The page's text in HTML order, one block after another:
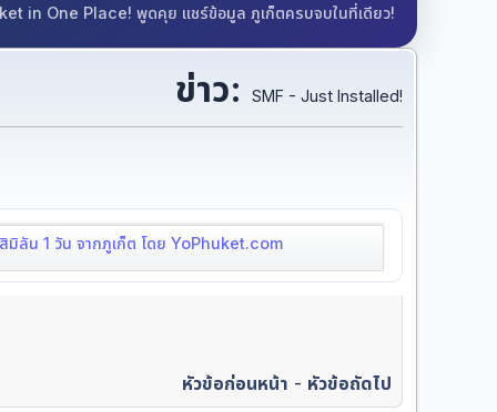
in One Place! พูดคุย แชร์ข้อมูล ภูเก็ตครบจบในที่เดียว!
ข่าว: SMF - Just Installed!
มิลัน 1 วัน จากภูเก็ต โดย YoPhuket.com
หัวข้อก่อนหน้า - หัวข้อถัดไป